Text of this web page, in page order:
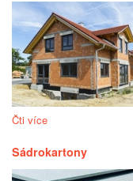
Čti více
Sádrokartony